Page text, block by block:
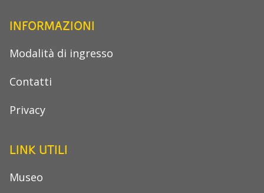
INFORMAZIONI
Modalità di ingresso
Contatti
Privacy
LINK UTILI
Museo